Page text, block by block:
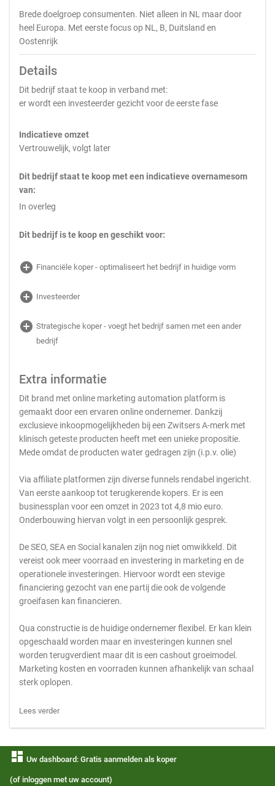
Brede doelgroep consumenten. Niet alleen in NL maar door
heel Europa. Met eerste focus op NL, B, Duitsland en
Oostenrijk
Details
Dit bedrijf staat te koop in verband met:
er wordt een investeerder gezicht voor de eerste fase
Indicatieve omzet
Vertrouwelijk, volgt later
Dit bedrijf staat te koop met een indicatieve overnamesom
van:
In overleg
Dit bedrijf is te koop en geschikt voor:
add_circle Financiële koper - optimaliseert het bedrijf in huidige vorm
add_circle Investeerder
add_circle Strategische koper - voegt het bedrijf samen met een ander
bedrijf
Extra informatie
Dit brand met online marketing automation platform is
gemaakt door een ervaren online ondernemer. Dankzij
exclusieve inkoopmogelijkheden bij een Zwitsers A-merk met
klinisch geteste producten heeft met een unieke propositie.
Mede omdat de producten water gedragen zijn (i.p.v. olie)
Via affiliate platformen zijn diverse funnels rendabel ingericht.
Van eerste aankoop tot terugkerende kopers. Er is een
businessplan voor een omzet in 2023 tot 4,8 mio euro.
Onderbouwing hiervan volgt in een persoonlijk gesprek.
De SEO, SEA en Social kanalen zijn nog niet omwikkeld. Dit
vereist ook meer voorraad en investering in marketing en de
operationele investeringen. Hiervoor wordt een stevige
financiering gezocht van ene partij die ook de volgende
groeifasen kan financieren.
Qua constructie is de huidige ondernemer flexibel. Er kan klein
opgeschaald worden maar en investeringen kunnen snel
worden terugverdient maar dit is een cashout groeimodel.
Marketing kosten en voorraden kunnen afhankelijk van schaal
sterk oplopen.
Lees verder
dashboard Uw dashboard: Gratis aanmelden als koper
(of inloggen met uw account)